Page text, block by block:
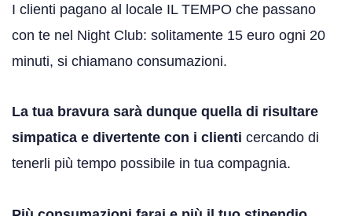
I clienti pagano al locale IL TEMPO che passano
con te nel Night Club: solitamente 15 euro ogni 20
minuti, si chiamano consumazioni.
La tua bravura sarà dunque quella di risultare
simpatica e divertente con i clienti cercando di
tenerli più tempo possibile in tua compagnia.